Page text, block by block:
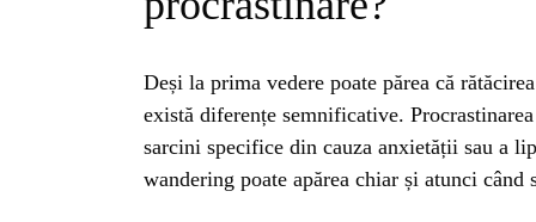
Deși la prima vedere poate părea că
există diferențe semnificative.
sarcini specifice din cauza anxietății sau a
wandering poate apărea chiar și atunci